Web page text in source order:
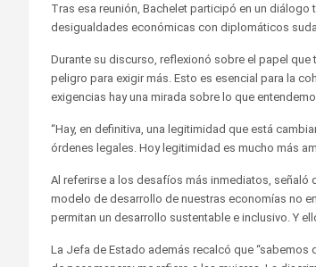
Tras esa reunión, Bachelet participó en un
desigualdades económicas con diplomáticos
Durante su discurso, reflexionó sobre el papel
peligro para exigir más. Esto es esencial para la
exigencias hay una mirada sobre lo que
“Hay, en definitiva, una legitimidad que está
órdenes legales. Hoy legitimidad es mucho más
Al referirse a los desafíos más inmediatos, señaló
modelo de desarrollo de nuestras economías no
permitan un desarrollo sustentable e inclusivo. Y
La Jefa de Estado además recalcó que